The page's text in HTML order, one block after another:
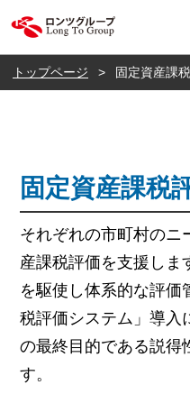
トップページ 固定資産課
固定資産課税
それぞれの市町村のニ
産課税評価を支援しま
を駆使し体系的な評価
税評価システム」導入
の最終目的である説得
す。